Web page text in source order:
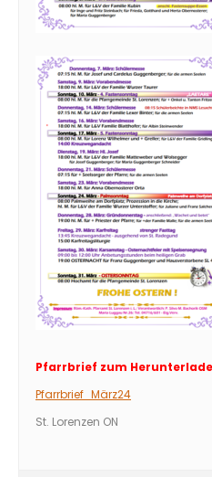
Pfarrbrief zum
Pfarrbrief_März24
St. Lorenzen ON